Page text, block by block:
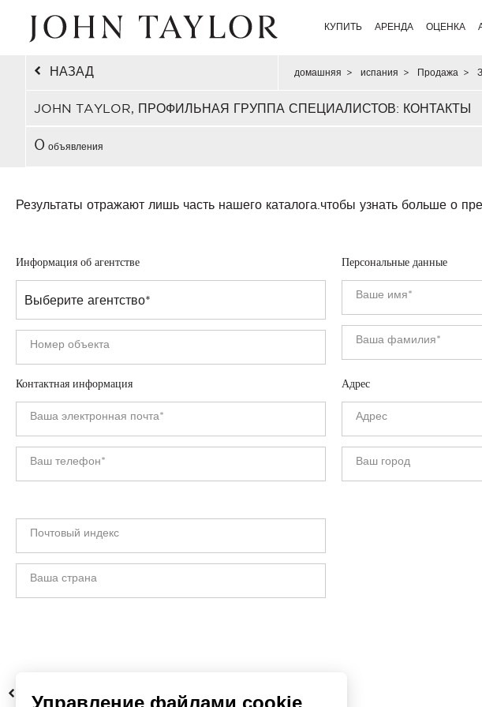
КУПИТЬ АРЕНДА ОЦЕНКА
НАЗАД домашняя > испания > Продажа >
JOHN TAYLOR, ПРОФИЛЬНАЯ ГРУППА СПЕЦИАЛИСТОВ: КОНТАКТЫ
0 объявления
Результаты отражают лишь часть нашего каталога. чтобы узнать больше о
Информация об агентстве Персональные данные
Контактная информация Адрес
НАЗАД
Управление файлами cookie